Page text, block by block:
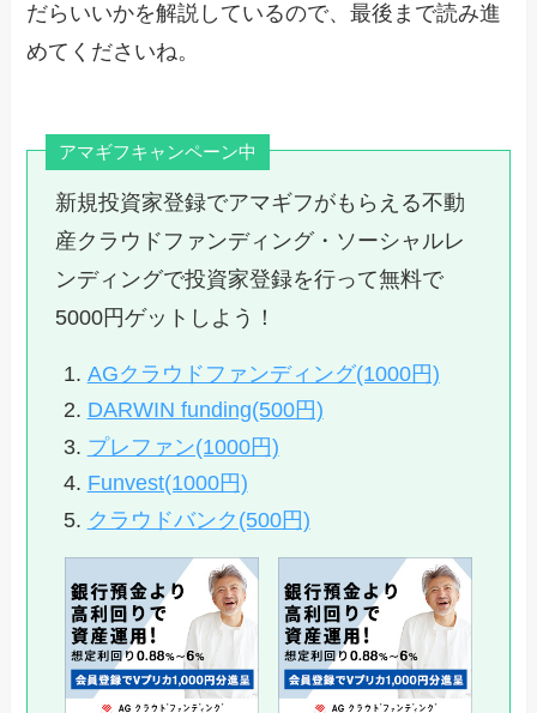
だらいいかを解説しているので、最後まで読み進
めてくださいね。
アマギフキャンペーン中
新規投資家登録でアマギフがもらえる不動
産クラウドファンディング・ソーシャルレ
ンディングで投資家登録を行って無料で
5000円ゲットしよう！
AGクラウドファンディング(1000円)
DARWIN funding(500円)
プレファン(1000円)
Funvest(1000円)
クラウドバンク(500円)